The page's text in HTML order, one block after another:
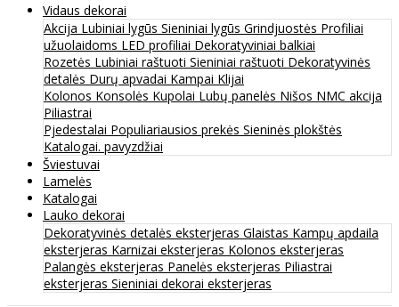
Vidaus dekorai
Akcija Lubiniai lygūs Sieniniai lygūs Grindjuostės Profiliai
užuolaidoms LED profiliai Dekoratyviniai balkiai
Rozetės Lubiniai raštuoti Sieniniai raštuoti Dekoratyvinės
detalės Durų apvadai Kampai Klijai
Kolonos Konsolės Kupolai Lubų panelės Nišos NMC akcija
Piliastrai
Pjedestalai Populiariausios prekės Sieninės plokštės
Katalogai. pavyzdžiai
Šviestuvai
Lamelės
Katalogai
Lauko dekorai
Dekoratyvinės detalės eksterjeras Glaistas Kampų apdaila
eksterjeras Karnizai eksterjeras Kolonos eksterjeras
Palangės eksterjeras Panelės eksterjeras Piliastrai
eksterjeras Sieniniai dekorai eksterjeras